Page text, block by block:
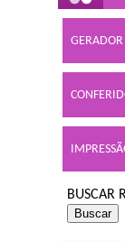
GERADOR
BUSCAR